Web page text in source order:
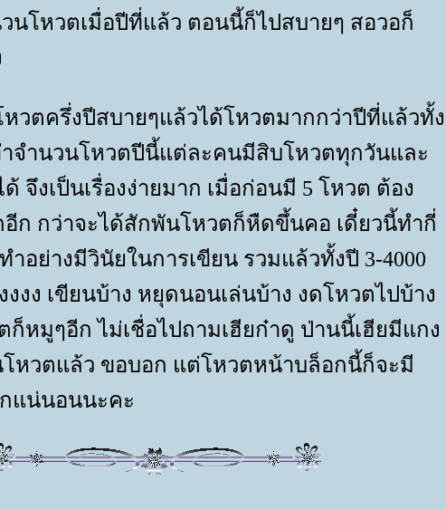
นโหวตเมื่อปีที่แล้ว ตอนนี้ก็ไปสบายๆ สอวอก็
หวตครึ่งปีสบายๆแล้วได้โหวตมากกว่าปีที่แล้วทั้ง
ำจำนวนโหวตปีนี้แต่ละคนมีสิบโหวตทุกวันและ
งเป็นเรื่องง่ายมาก เมื่อก่อนมี 5 โหวต ต้อง
ก กว่าจะได้สักพันโหวตก็หืดขึ้นคอ เดี๋ยวนี้ทำกี่
อย่างมีวินัยในการเขียน รวมแล้วทั้งปี 3-4000
งง เขียนบ้าง หยุดนอนเล่นบ้าง งดโหวตไปบ้าง
ก็หมูๆอีก ไม่เชื่อไปถามเฮียก๋าดู ป่านนี้เฮียมีแกง
หวตแล้ว ขอบอก แต่โหวตหน้าบล็อกนี้ก็จะมี
แน่นอนนะคะ